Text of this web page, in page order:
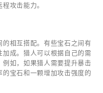
攻击能力。
相互搭配。有些宝石之间有
成。猎人可以根据自己的需
如，如果猎人需要提升暴击
宝石和一颗增加攻击强度的